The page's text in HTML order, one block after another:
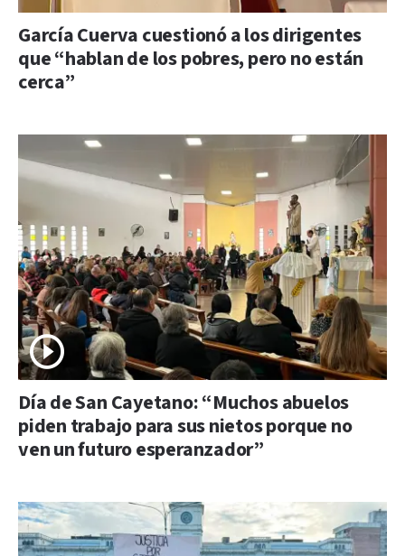
García Cuerva cuestionó a los dirigentes
que “hablan de los pobres, pero no están
cerca”
Día de San Cayetano: “Muchos abuelos
piden trabajo para sus nietos porque no
ven un futuro esperanzador”